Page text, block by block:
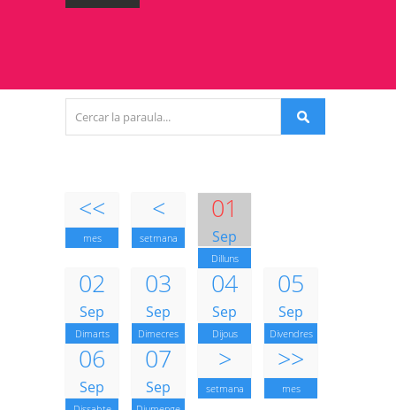
<<
mes
<
setmana
01
Sep
Dilluns
02
Sep
Dimarts
03
Sep
Dimecres
04
Sep
Dijous
05
Sep
Divendres
06
Sep
07
Sep
>
setmana
>>
mes